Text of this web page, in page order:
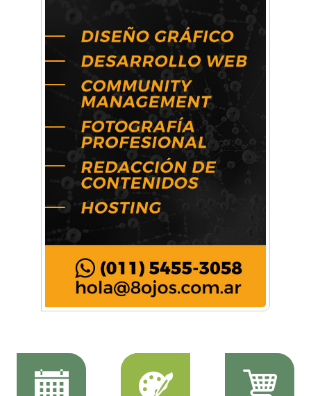
un asesoramiento integral para crecer con
Música, teatro, yoga, danza y mucho más:
Conocé todos los talleres para aprender y
disfrutar en la Zona Oeste